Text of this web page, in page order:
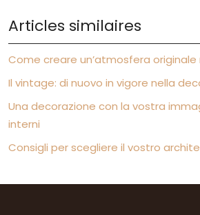
Articles similaires
Come creare un’atmosfera originale
Il vintage: di nuovo in vigore nella
Una decorazione con la vostra
interni
Consigli per scegliere il vostro